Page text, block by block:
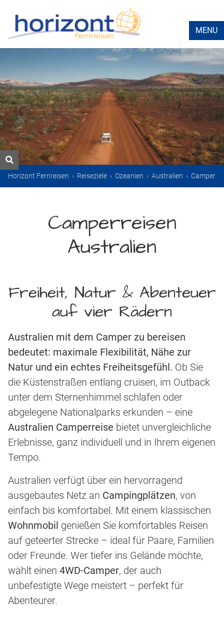
MENU
Horizont Fernreisen › Reiseziele › Ozeanien › Australien › Camper
Camperreisen
Australien
Freiheit, Natur & Abenteuer
auf vier Rädern
Australien mit dem Camper zu bereisen
bedeutet: maximale Flexibilität, Nähe zur
Natur und ein echtes Freiheitsgefühl. Ob Sie
die Küstenstraßen entlang cruisen, im Outback
unter dem Sternenhimmel schlafen oder
abgelegene Nationalparks erkunden – eine
Australien Camperreise bietet unvergleichliche
Erlebnisse, ganz individuell und in Ihrem eigenen
Tempo.
Australien verfügt über ein hervorragend
ausgebautes Netz an Campingplätzen, von
einfach bis komfortabel. Mit einem klassischen
Wohnmobil genießen Sie komfortables Reisen
auf geteerter Strecke – ideal für Paare, Familien
oder Freunde. Wer tiefer ins Gelände möchte,
wählt einen 4WD-Camper, der auch
unbefestigte Wege meistert – perfekt für
Abenteurer.